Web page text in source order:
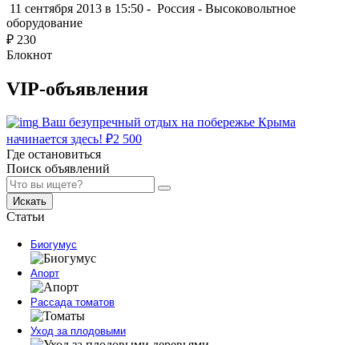
11 сентября 2013 в 15:50 - Россия - Высоковольтное
оборудование
₽ 230
Блокнот
VIP-объявления
Ваш безупречный отдых на побережье Крыма
начинается здесь! ₽2 500
Где остановиться
Поиск объявлений
Искать
Статьи
Биогумус
Апорт
Рассада томатов
Уход за плодовыми